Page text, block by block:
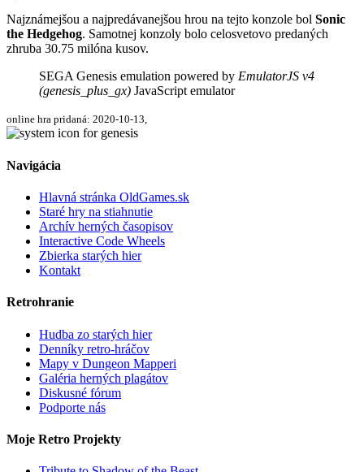
Najznámejšou a najpredávanejšou hrou na tejto konzole bol Sonic
the Hedgehog. Samotnej konzoly bolo celosvetovo predaných
zhruba 30.75 milóna kusov.
SEGA Genesis emulation powered by EmulatorJS v4
(genesis_plus_gx) JavaScript emulator
online hra pridaná: 2020-10-13,
Navigácia
Hlavná stránka OldGames.sk
Staré hry na stiahnutie
Archív herných časopisov
Interactive Code Wheels
Zbierka starých hier
Kontakt
Retrohranie
Hudba zo starých hier
Denníky retro-hráčov
Mapy v Dungeon Mapperi
Galéria herných plagátov
Diskusné fórum
Podporte nás
Moje Retro Projekty